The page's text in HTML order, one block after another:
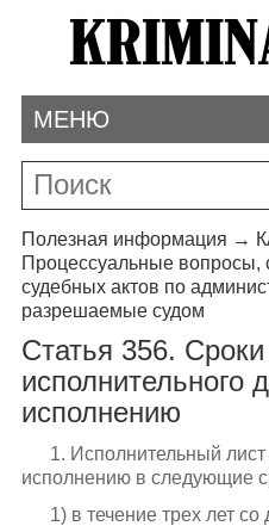
МЕНЮ
Полезная информация →
Процессуальные вопросы,
судебных актов по
разрешаемые судом
Статья 356.
исполнительного
исполнению
1. Исполнительный
исполнению в следующие
1) в течение трех лет